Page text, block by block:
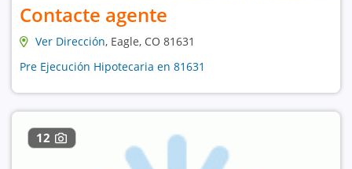
Contacte agente
Ver Dirección, Eagle, CO 81631
Pre Ejecución Hipotecaria en 81631
12